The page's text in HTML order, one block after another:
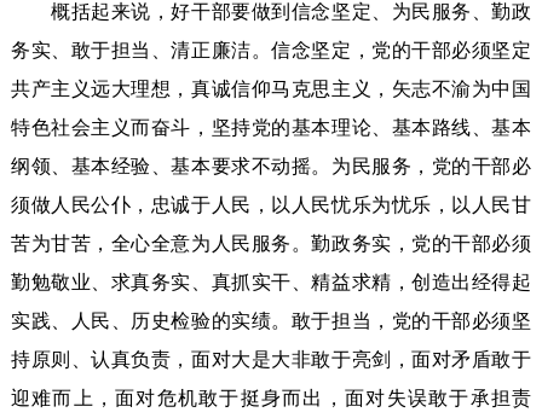
概括起来说，好干部要做到信念坚定、为民服务、勤政
务实、敢于担当、清正廉洁。信念坚定，党的干部必须坚定
共产主义远大理想，真诚信仰马克思主义，矢志不渝为中国
特色社会主义而奋斗，坚持党的基本理论、基本路线、基本
纲领、基本经验、基本要求不动摇。为民服务，党的干部必
须做人民公仆，忠诚于人民，以人民忧乐为忧乐，以人民甘
苦为甘苦，全心全意为人民服务。勤政务实，党的干部必须
勤勉敬业、求真务实、真抓实干、精益求精，创造出经得起
实践、人民、历史检验的实绩。敢于担当，党的干部必须坚
持原则、认真负责，面对大是大非敢于亮剑，面对矛盾敢于
迎难而上，面对危机敢于挺身而出，面对失误敢于承担责